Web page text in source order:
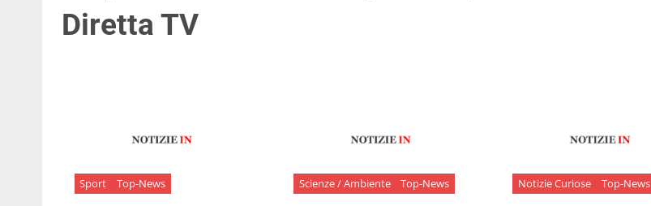
Diretta TV
Sport Top-News Scienze / Ambiente Top-News Notizie Curiose Top-News